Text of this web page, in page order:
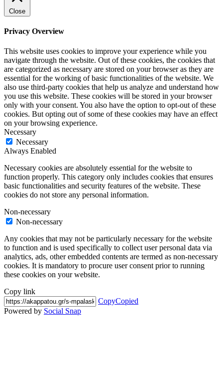
Close
Privacy Overview
This website uses cookies to improve your experience while you
navigate through the website. Out of these cookies, the cookies that
are categorized as necessary are stored on your browser as they are
essential for the working of basic functionalities of the website. We
also use third-party cookies that help us analyze and understand how
you use this website. These cookies will be stored in your browser
only with your consent. You also have the option to opt-out of these
cookies. But opting out of some of these cookies may have an effect
on your browsing experience.
Necessary
Necessary
Always Enabled
Necessary cookies are absolutely essential for the website to
function properly. This category only includes cookies that ensures
basic functionalities and security features of the website. These
cookies do not store any personal information.
Non-necessary
Non-necessary
Any cookies that may not be particularly necessary for the website
to function and is used specifically to collect user personal data via
analytics, ads, other embedded contents are termed as non-necessary
cookies. It is mandatory to procure user consent prior to running
these cookies on your website.
Copy link
CopyCopied
Powered by Social Snap